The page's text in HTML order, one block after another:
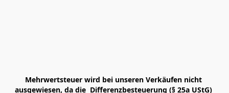
Mehrwertsteuer wird bei unseren Verkäufen nicht
ausgewiesen, da die  Differenzbesteuerung (§ 25a UStG)